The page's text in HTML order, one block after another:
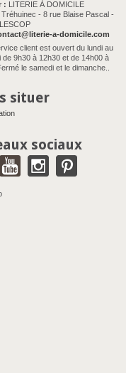
: LITERIE À DOMICILE
- 8 rue Blaise Pascal -
a-domicile.com
client est ouvert du lundi au
de 9h30 à 12h30 et de 14h00 à
le samedi et le dimanche..
situer
sociaux